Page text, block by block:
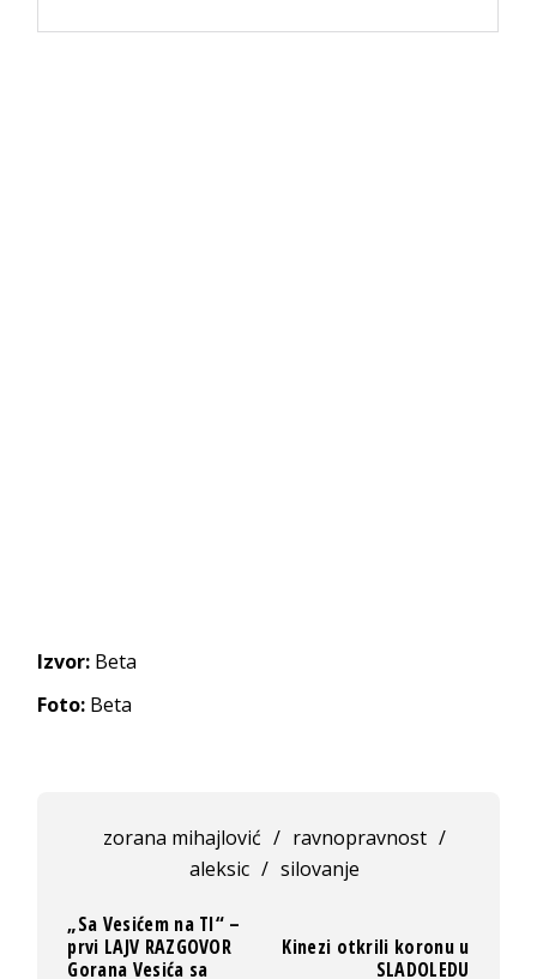
Izvor: Beta
Foto: Beta
zorana mihajlović / ravnopravnost /
aleksic / silovanje
„Sa Vesićem na TI“ –
prvi LAJV RAZGOVOR
Gorana Vesića sa
Kinezi otkrili koronu u
SLADOLEDU